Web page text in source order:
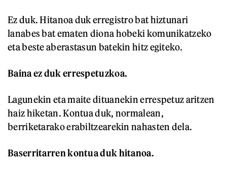
Ez duk. Hitanoa duk erregistro bat hiztunari
lanabes bat ematen diona hobeki komunikatzeko
eta beste aberastasun batekin hitz egiteko.
Baina ez duk errespetuzkoa.
Lagunekin eta maite dituanekin errespetuz aritzen
haiz hiketan. Kontua duk, normalean,
berriketarako erabiltzearekin nahasten dela.
Baserritarren kontua duk hitanoa.